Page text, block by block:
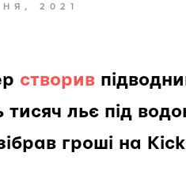
2021
створив
льє під
гроші на